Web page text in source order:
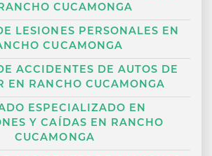
CUCAMONGA
LESIONES PERSONALES EN
CUCAMONGA
ACCIDENTES DE AUTOS DE
EN RANCHO CUCAMONGA
ESPECIALIZADO EN
Y CAÍDAS EN RANCHO
CUCAMONGA